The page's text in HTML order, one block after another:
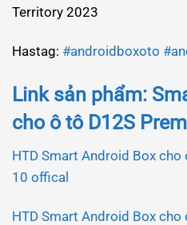
Territory 2023
Hastag: #androidboxoto
Link sản phẩm:
cho ô tô D12S
HTD Smart Android Box
10 offical
HTD Smart Android Box